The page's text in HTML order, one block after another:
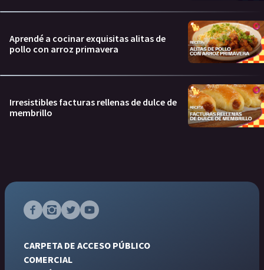
Aprendé a cocinar exquisitas alitas de
pollo con arroz primavera
Irresistibles facturas rellenas de dulce de
membrillo
CARPETA DE ACCESO PÚBLICO
COMERCIAL